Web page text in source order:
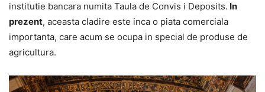
institutie bancara numita Taula de Convis i Deposits. In
prezent, aceasta cladire este inca o piata comerciala
importanta, care acum se ocupa in special de produse de
agricultura.